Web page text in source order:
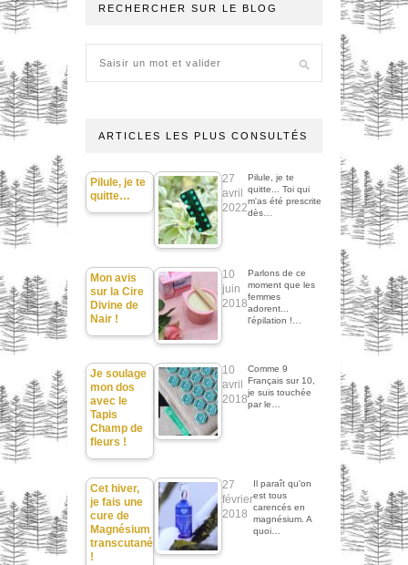
RECHERCHER SUR LE BLOG
ARTICLES LES PLUS CONSULTÉS
Pilule, je te
quitte…
27
avril
2022
Pilule, je te
quitte... Toi qui
m'as été prescrite
dès…
Mon avis
sur la Cire
Divine de
Nair !
10
juin
2018
Parlons de ce
moment que les
femmes
adorent...
l'épilation !…
Je soulage
mon dos
avec le
Tapis
Champ de
fleurs !
10
avril
2018
Comme 9
Français sur 10,
je suis touchée
par le…
Cet hiver,
je fais une
cure de
Magnésium
transcutané
!
27
février
2018
Il paraît qu'on
est tous
carencés en
magnésium. A
quoi…